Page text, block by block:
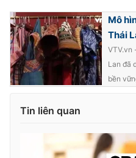
Cơ quan chủ quản:Đài Truyền
Cơ quan báo chí:Thời báo VTV
Giấy phép hoạt động báo in và
cấp ngày 29/12/2023
Phó Tổng Biên tập:
024.38 355
Mô
Thái
VTV.vn
Lan đã
bền
Tin liên quan